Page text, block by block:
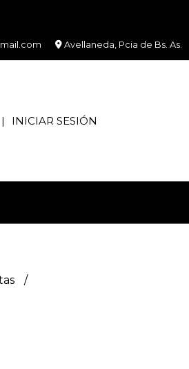
Avellaneda, Pcia de Bs. As.
INICIAR SESIÓN